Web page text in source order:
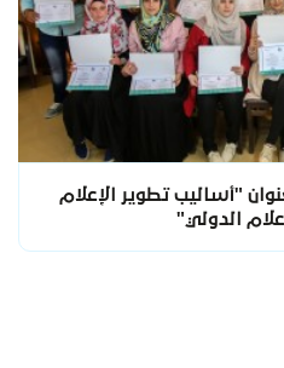
"أساليب تطوير الإعلام
الدولي"